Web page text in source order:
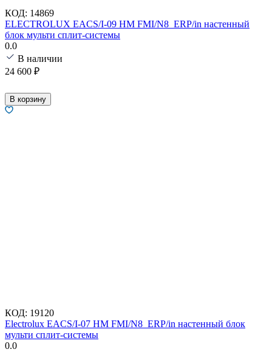
КОД: 14869
ELECTROLUX EACS/I-09 HM FMI/N8_ERP/in настенный
блок мульти сплит-системы
0.0
В наличии
24 600 ₽
В корзину
КОД: 19120
Electrolux EACS/I-07 HM FMI/N8_ERP/in настенный блок
мульти сплит-системы
0.0